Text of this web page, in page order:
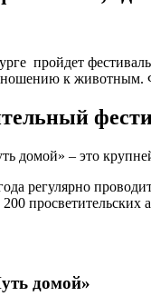
пройдет
к животным.
домой» – это
регулярно
200
домой»